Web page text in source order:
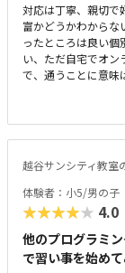
対応は丁寧、親切で
富かどうかわからな
ったところは良い個
い、ただ自宅でオ
で、通うことに意味
倒駐車場代は毎回
いスーパー併設な
い天井が低く圧迫感
ど。授業料は他の教
ろなどが気に入った
だけなのでオンライ
越谷サンシティ教室
体験者：小5/男の子
★★★★★ 4.0
他のプログラミ
で習い事を始め